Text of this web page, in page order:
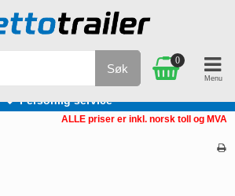
Personlig service
Søk
0
ALLE priser er inkl. norsk toll og MVA